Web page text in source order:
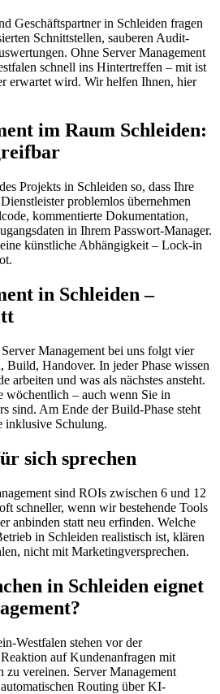
Geschäftspartner in Schleiden fragen
Schnittstellen, sauberen Audit-
Ohne Server Management
schnell ins Hintertreffen – mit ist
erwartet wird. Wir helfen Ihnen, hier
im Raum Schleiden:
Projekts in Schleiden so, dass Ihre
problemlos übernehmen
kommentierte Dokumentation,
in Ihrem Passwort-Manager.
künstliche Abhängigkeit – Lock-in
in Schleiden –
Management bei uns folgt vier
Build, Handover. In jeder Phase wissen
arbeiten und was als nächstes ansteht.
wöchentlich – auch wenn Sie in
sind. Am Ende der Build-Phase steht
inklusive Schulung.
sich sprechen
sind ROIs zwischen 6 und 12
schneller, wenn wir bestehende Tools
anbinden statt neu erfinden. Welche
in Schleiden realistisch ist, klären
nicht mit Marketingversprechen.
in Schleiden eignet
Westfalen stehen vor der
auf Kundenanfragen mit
vereinen. Server Management
Routing über KI-